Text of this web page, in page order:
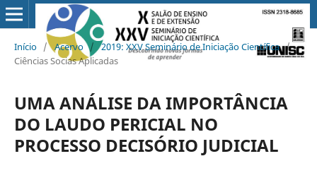
Início / Acervo / 2019: XXV Seminário de Iniciação Científica /
Ciências Socias Aplicadas
UMA ANÁLISE DA IMPORTÂNCIA
DO LAUDO PERICIAL NO
PROCESSO DECISÓRIO JUDICIAL